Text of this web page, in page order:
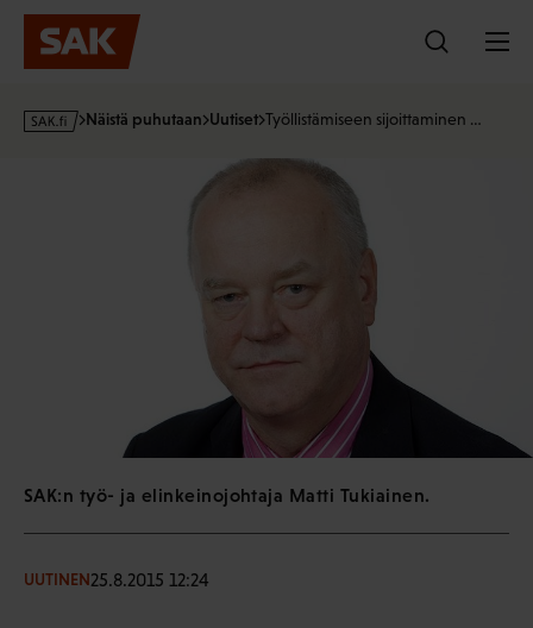
Hyppää
sisältöön
s
Näistä puhutaan Uutiset Työllistämiseen sijoittaminen …
SAK:n työ- ja elinkeinojohtaja Matti Tukiainen.
UUTINEN25.8.2015 12:24